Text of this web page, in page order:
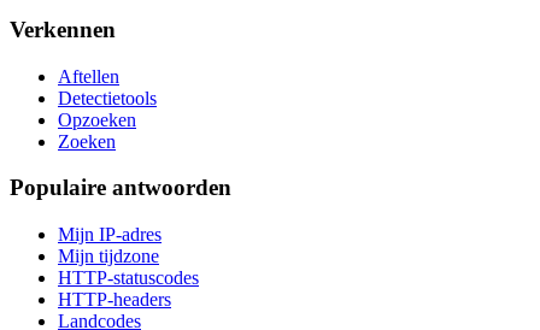
Verkennen
Aftellen
Detectietools
Opzoeken
Zoeken
Populaire antwoorden
Mijn IP-adres
Mijn tijdzone
HTTP-statuscodes
HTTP-headers
Landcodes